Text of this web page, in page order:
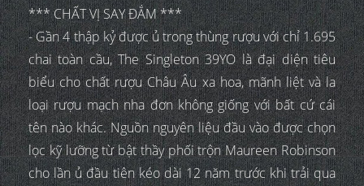
*** CHẤT VỊ SAY ĐẮM ***
- Gần 4 thập kỷ được ủ trong thùng rượu với chỉ 1.695
chai toàn cầu, The Singleton 39YO là đại diện tiêu
biểu cho chất rượu Châu Âu xa hoa, mãnh liệt và la
loại rượu mạch nha đơn không giống với bất cứ cái
tên nào khác. Nguồn nguyên liệu đầu vào được chọn
lọc kỹ lưỡng từ bật thầy phối trộn Maureen Robinson
cho lần ủ đầu tiên kéo dài 12 năm trước khi trải qua